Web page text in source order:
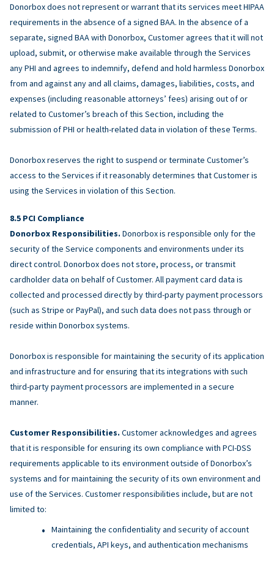
Donorbox does not represent or warrant that its services meet HIPAA
requirements in the absence of a signed BAA. In the absence of a
separate, signed BAA with Donorbox, Customer agrees that it will not
upload, submit, or otherwise make available through the Services
any PHI and agrees to indemnify, defend and hold harmless Donorbox
from and against any and all claims, damages, liabilities, costs, and
expenses (including reasonable attorneys’ fees) arising out of or
related to Customer’s breach of this Section, including the
submission of PHI or health-related data in violation of these Terms.
Donorbox reserves the right to suspend or terminate Customer’s
access to the Services if it reasonably determines that Customer is
using the Services in violation of this Section.
PCI Compliance
Donorbox Responsibilities. Donorbox is responsible only for the
security of the Service components and environments under its
direct control. Donorbox does not store, process, or transmit
cardholder data on behalf of Customer. All payment card data is
collected and processed directly by third-party payment processors
(such as Stripe or PayPal), and such data does not pass through or
reside within Donorbox systems.
Donorbox is responsible for maintaining the security of its application
and infrastructure and for ensuring that its integrations with such
third-party payment processors are implemented in a secure
manner.
Customer Responsibilities. Customer acknowledges and agrees
that it is responsible for ensuring its own compliance with PCI-DSS
requirements applicable to its environment outside of Donorbox’s
systems and for maintaining the security of its own environment and
use of the Services. Customer responsibilities include, but are not
limited to:
Maintaining the confidentiality and security of account
credentials, API keys, and authentication mechanisms